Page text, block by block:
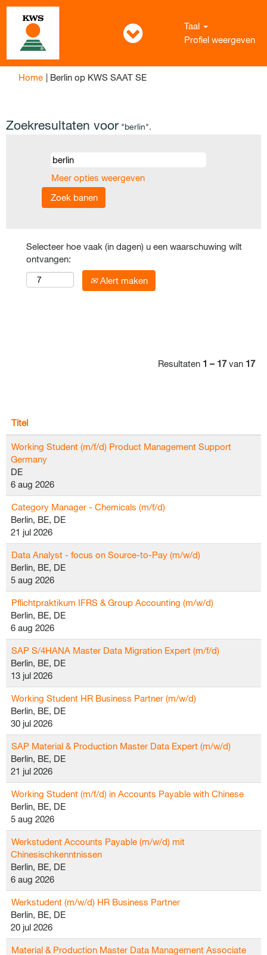
Taal
Profiel weergeven
Home | Berlin op KWS SAAT SE(huidige
Zoekresultaten voor "berlin".
Meer opties weergeven
Selecteer hoe vaak (in dagen) u een waarschuwing wilt
ontvangen:
Alert maken
Resultaten 1 – 17van 17
Titel
Working Student (m/f/d) Product Management Support
Germany
DE
6 aug 2026
Category Manager - Chemicals (m/f/d)
Berlin, BE, DE
21 jul 2026
Data Analyst - focus on Source-to-Pay (m/w/d)
Berlin, BE, DE
5 aug 2026
Pflichtpraktikum IFRS & Group Accounting (m/w/d)
Berlin, BE, DE
6 aug 2026
SAP S/4HANA Master Data Migration Expert (m/f/d)
Berlin, BE, DE
13 jul 2026
Working Student HR Business Partner (m/w/d)
Berlin, BE, DE
30 jul 2026
SAP Material & Production Master Data Expert (m/w/d)
Berlin, BE, DE
21 jul 2026
Working Student (m/f/d) in Accounts Payable with Chinese
Berlin, BE, DE
5 aug 2026
Werkstudent Accounts Payable (m/w/d) mit
Chinesischkenntnissen
Berlin, BE, DE
6 aug 2026
Werkstudent (m/w/d) HR Business Partner
Berlin, BE, DE
20 jul 2026
Material & Production Master Data Management Associate